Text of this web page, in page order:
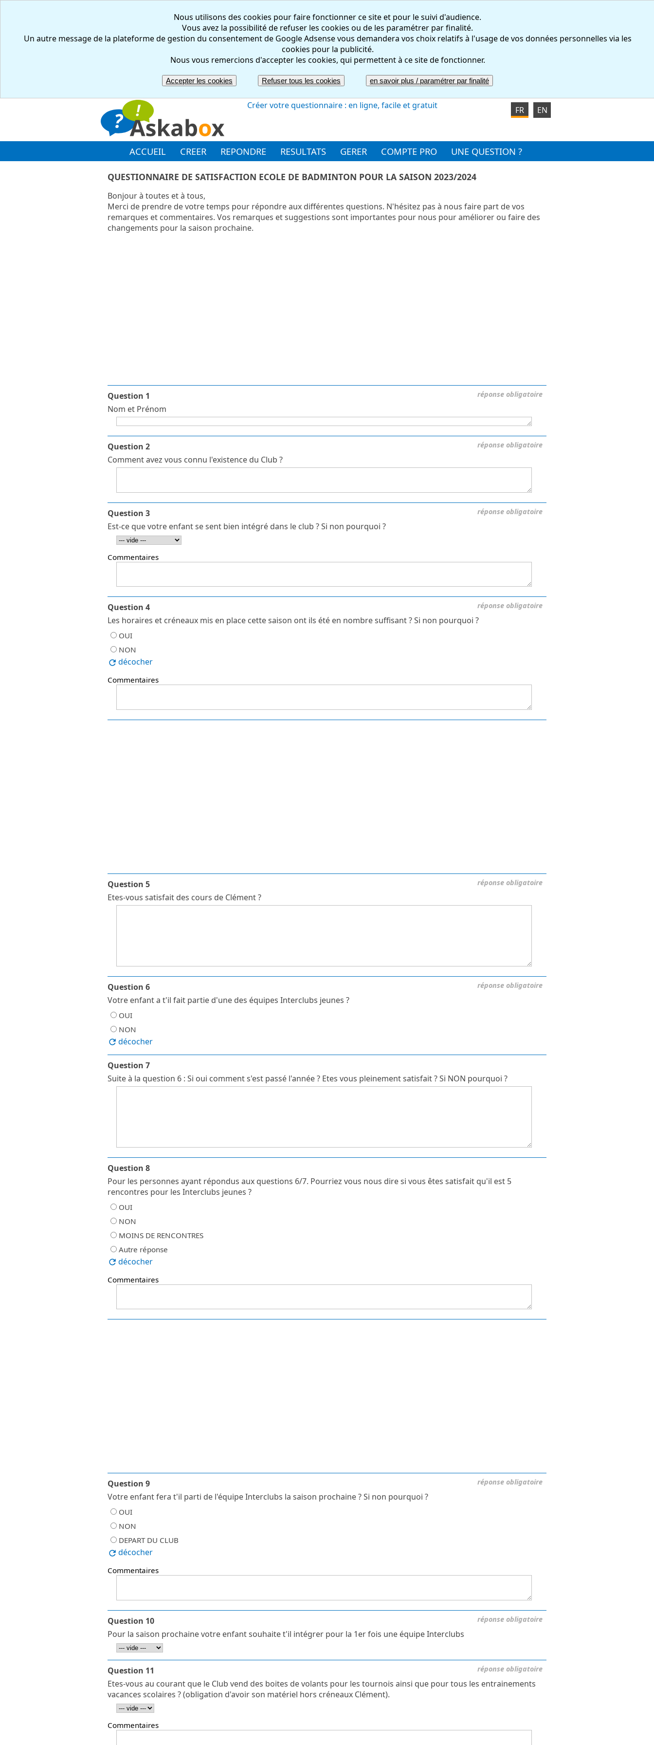
Nous utilisons des cookies pour faire fonctionner ce site et pour le suivi d'audience.
Vous avez la possibilité de refuser les cookies ou de les paramétrer par finalité.
Un autre message de la plateforme de gestion du consentement de Google Adsense vous demandera vos choix relatifs à l'usage de vos données personnelles via les
cookies pour la publicité.
Nous vous remercions d'accepter les cookies, qui permettent à ce site de fonctionner.
Accepter les cookies Refuser tous les cookies en savoir plus / paramétrer par finalité
FR EN
Créer votre questionnaire : en ligne, facile et gratuit
ACCUEIL CREER REPONDRE RESULTATS GERER COMPTE PRO UNE QUESTION ?
QUESTIONNAIRE DE SATISFACTION ECOLE DE BADMINTON POUR LA SAISON 2023/2024
Bonjour à toutes et à tous,
Merci de prendre de votre temps pour répondre aux différentes questions. N'hésitez pas à nous faire part de vos
remarques et commentaires. Vos remarques et suggestions sont importantes pour nous pour améliorer ou faire des
changements pour la saison prochaine.
réponse obligatoire
Question 1
Nom et Prénom
réponse obligatoire
Question 2
Comment avez vous connu l'existence du Club ?
réponse obligatoire
Question 3
Est-ce que votre enfant se sent bien intégré dans le club ? Si non pourquoi ?
Commentaires
réponse obligatoire
Question 4
Les horaires et créneaux mis en place cette saison ont ils été en nombre suffisant ? Si non pourquoi ?
OUI
NON
décocher
Commentaires
réponse obligatoire
Question 5
Etes-vous satisfait des cours de Clément ?
réponse obligatoire
Question 6
Votre enfant a t'il fait partie d'une des équipes Interclubs jeunes ?
OUI
NON
décocher
Question 7
Suite à la question 6 : Si oui comment s'est passé l'année ? Etes vous pleinement satisfait ? Si NON pourquoi ?
Question 8
Pour les personnes ayant répondus aux questions 6/7. Pourriez vous nous dire si vous êtes satisfait qu'il est 5
rencontres pour les Interclubs jeunes ?
OUI
NON
MOINS DE RENCONTRES
Autre réponse
décocher
Commentaires
réponse obligatoire
Question 9
Votre enfant fera t'il parti de l'équipe Interclubs la saison prochaine ? Si non pourquoi ?
OUI
NON
DEPART DU CLUB
décocher
Commentaires
réponse obligatoire
Question 10
Pour la saison prochaine votre enfant souhaite t'il intégrer pour la 1er fois une équipe Interclubs
réponse obligatoire
Question 11
Etes-vous au courant que le Club vend des boites de volants pour les tournois ainsi que pour tous les entrainements
vacances scolaires ? (obligation d'avoir son matériel hors créneaux Clément).
Commentaires